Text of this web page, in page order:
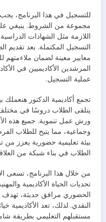
للتسجيل في هذا البرنامج،
مجموعة من الشروط. ينبغي
اللازمة مثل الشهادات
التسجيل المكتملة. بعد تقديم
معايير معينة لضمان ملاءمتهم
المرشدين الأكاديميين في
عملية التسجيل.
تجمع أكاديمية الدكتور
يتلقى الطلاب دروسًا في مختلف
ورش عمل تنموية. جميع هذه
وجماعية، مما يتيح للطلاب
بيئة تعليمية حضورية يعزز من
الطلاب في بناء شبكة من
من خلال هذا البرنامج، تسعى
تحديات الحياة الأكاديمية
الحضوري مرافق حديثة، تهدف
النقدي. لذلك، تعد الأكاديمية
مستقبلهم التعليمي بطريقة